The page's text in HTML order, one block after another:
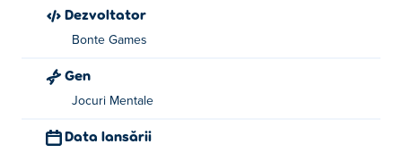
Dezvoltator
Bonte Games
Gen
Jocuri Mentale
Data lansării